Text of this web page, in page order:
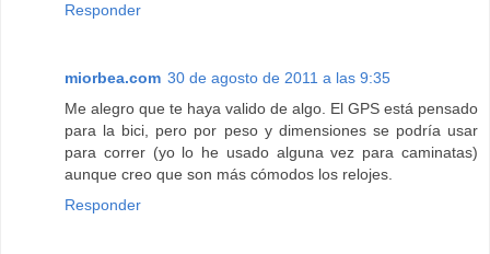
Responder
miorbea.com 30 de agosto de 2011 a las 9:35
Me alegro que te haya valido de algo. El GPS está pensado
para la bici, pero por peso y dimensiones se podría usar
para correr (yo lo he usado alguna vez para caminatas)
aunque creo que son más cómodos los relojes.
Responder